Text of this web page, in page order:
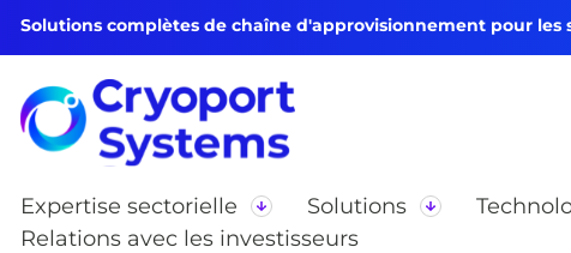
Solutions complètes de chaîne d'approvisionnement pour les
Expertise sectorielle Solutions
Relations avec les investisseurs